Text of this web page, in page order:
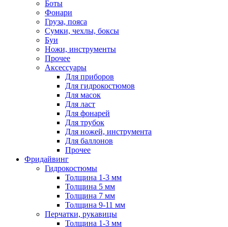
Боты
Фонари
Груза, пояса
Сумки, чехлы, боксы
Буи
Ножи, инструменты
Прочее
Аксессуары
Для приборов
Для гидрокостюмов
Для масок
Для ласт
Для фонарей
Для трубок
Для ножей, инструмента
Для баллонов
Прочее
Фридайвинг
Гидрокостюмы
Толщина 1-3 мм
Толщина 5 мм
Толщина 7 мм
Толщина 9-11 мм
Перчатки, рукавицы
Толщина 1-3 мм